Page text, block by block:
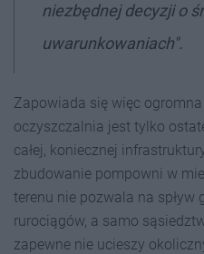
niezbędnej decyzji o
uwarunkowaniach".
Zapowiada się więc
oczyszczalnia jest tylko
całej, koniecznej
zbudowanie pompowni w
terenu nie pozwala na spływ
rurociągów, a samo
zapewne nie ucieszy